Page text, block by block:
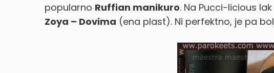
popularno Ruffian manikuro. Na Pucci-licious
Zoya – Dovima (ena plast). Ni perfektno, je pa